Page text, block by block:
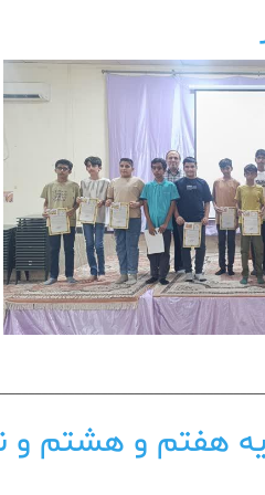
هفتم و هشتم و